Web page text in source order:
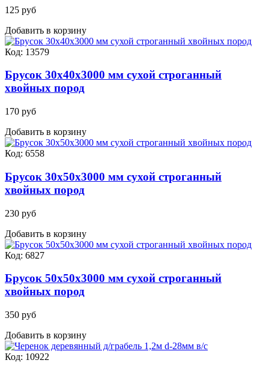
125 руб
Добавить в корзину
Код: 13579
Брусок 30х40х3000 мм сухой строганный
хвойных пород
170 руб
Добавить в корзину
Код: 6558
Брусок 30х50х3000 мм сухой строганный
хвойных пород
230 руб
Добавить в корзину
Код: 6827
Брусок 50х50х3000 мм сухой строганный
хвойных пород
350 руб
Добавить в корзину
Код: 10922